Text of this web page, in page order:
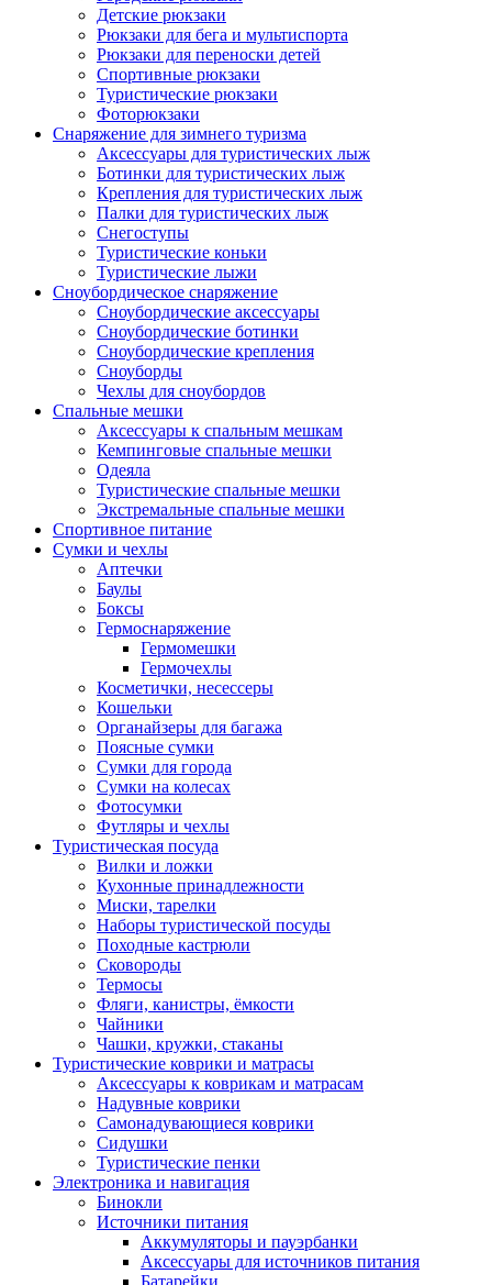
Детские рюкзаки
Рюкзаки для бега и мультиспорта
Рюкзаки для переноски детей
Спортивные рюкзаки
Туристические рюкзаки
Фоторюкзаки
Снаряжение для зимнего туризма
Аксессуары для туристических лыж
Ботинки для туристических лыж
Крепления для туристических лыж
Палки для туристических лыж
Снегоступы
Туристические коньки
Туристические лыжи
Сноубордическое снаряжение
Сноубордические аксессуары
Сноубордические ботинки
Сноубордические крепления
Сноуборды
Чехлы для сноубордов
Спальные мешки
Аксессуары к спальным мешкам
Кемпинговые спальные мешки
Одеяла
Туристические спальные мешки
Экстремальные спальные мешки
Спортивное питание
Сумки и чехлы
Аптечки
Баулы
Боксы
Гермоснаряжение
Гермомешки
Гермочехлы
Косметички, несессеры
Кошельки
Органайзеры для багажа
Поясные сумки
Сумки для города
Сумки на колесах
Фотосумки
Футляры и чехлы
Туристическая посуда
Вилки и ложки
Кухонные принадлежности
Миски, тарелки
Наборы туристической посуды
Походные кастрюли
Сковороды
Термосы
Фляги, канистры, ёмкости
Чайники
Чашки, кружки, стаканы
Туристические коврики и матрасы
Аксессуары к коврикам и матрасам
Надувные коврики
Самонадувающиеся коврики
Сидушки
Туристические пенки
Электроника и навигация
Бинокли
Источники питания
Аккумуляторы и пауэрбанки
Аксессуары для источников питания
Батарейки